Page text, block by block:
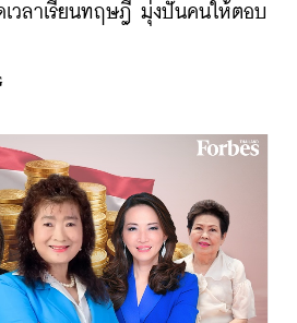
เวลาเรียนทฤษฎี มุ่งปั้นคนให้ตอบ